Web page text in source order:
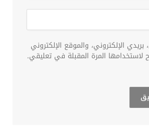
الإلكتروني، والموقع الإلكتروني
المرة المقبلة في تعليقي.